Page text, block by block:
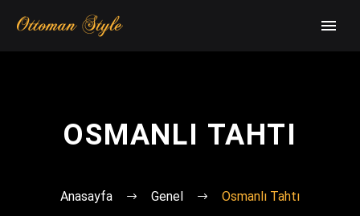
OSMANLI TAHTI
Anasayfa Genel Osmanlı Tahtı